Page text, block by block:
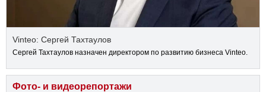
Vinteo: Сергей Тахтаулов
Сергей Тахтаулов назначен директором по развитию бизнеса Vinteo.
Фото- и видеорепортажи